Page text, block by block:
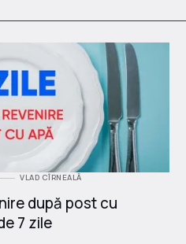
VLAD CÎRNEALĂ
după post cu
7 zile